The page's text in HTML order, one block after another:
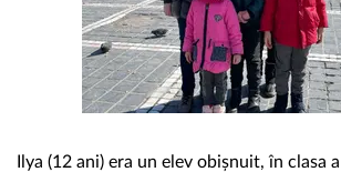
Ilya (12 ani) era un elev obișnuit, în clasa